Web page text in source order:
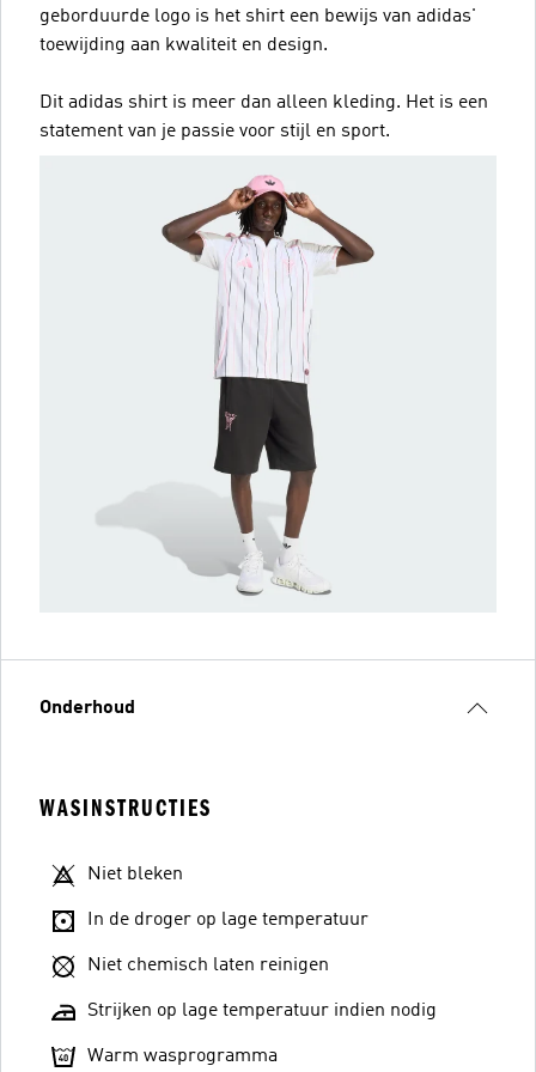
geborduurde logo is het shirt een bewijs van adidas'
toewijding aan kwaliteit en design.
Dit adidas shirt is meer dan alleen kleding. Het is een
statement van je passie voor stijl en sport.
Onderhoud
WASINSTRUCTIES
Niet bleken
In de droger op lage temperatuur
Niet chemisch laten reinigen
Strijken op lage temperatuur indien nodig
Warm wasprogramma